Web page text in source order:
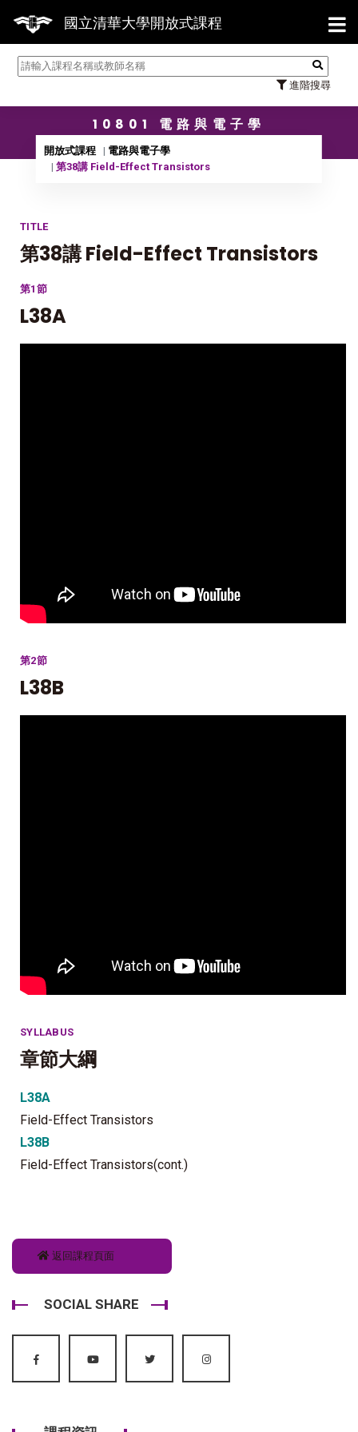
國立清華大學開放式課程
進階搜尋
【
10801 電路與電子學
開放式課程
電路與電子學
第38講 Field-Effect Transistors
TITLE
第38講 Field-Effect Transistors
第1節
L38A
第2節
L38B
SYLLABUS
章節大綱
L38A
Field-Effect Transistors
L38B
Field-Effect Transistors(cont.)
返回課程頁面
SOCIAL SHARE